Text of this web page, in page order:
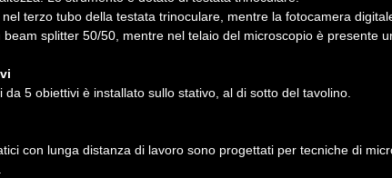
terzo tubo della testata trinoculare, mentre la fotocamera
splitter 50/50, mentre nel telaio del microscopio è presente
da 5 obiettivi è installato sullo stativo, al di sotto del tavolino.
con lunga distanza di lavoro sono progettati per tecniche di